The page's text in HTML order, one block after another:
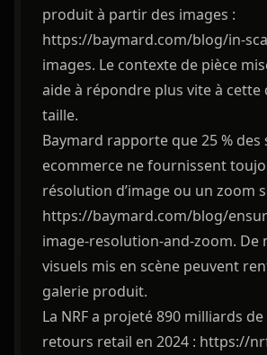
produit à partir des images :
https://baymard.com/blog/in-
images. Le contexte de pièce
aide à répondre plus vite à cette
taille.
Baymard rapporte que 25 % des
ecommerce ne fournissent
résolution d’image ou un zoom
https://baymard.com/blog/
image-resolution-and-zoom. De
visuels mis en scène peuvent
galerie produit.
La NRF a projeté 890 milliards
retours retail en 2024 : https://